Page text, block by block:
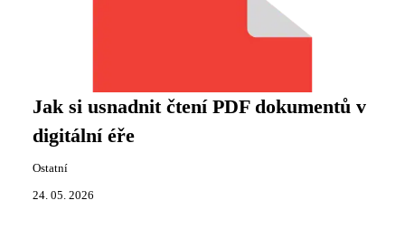
Jak si usnadnit čtení PDF dokumentů v
digitální éře
Ostatní
24. 05. 2026